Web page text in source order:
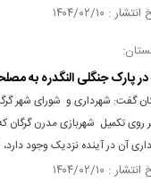
پارک جنگلی النگدره به
گفت: شهرداری و شورای شهر
روی تکمیل شهربازی مدرن گرگان
آن در آینده نزدیک وجود دارد،